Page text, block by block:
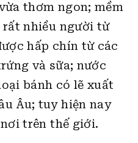
thơm ngon; mềm
rất nhiều người từ
hấp chín từ các
và sữa; nước
bánh có lẽ xuất
Âu; tuy hiện nay
trên thế giới.